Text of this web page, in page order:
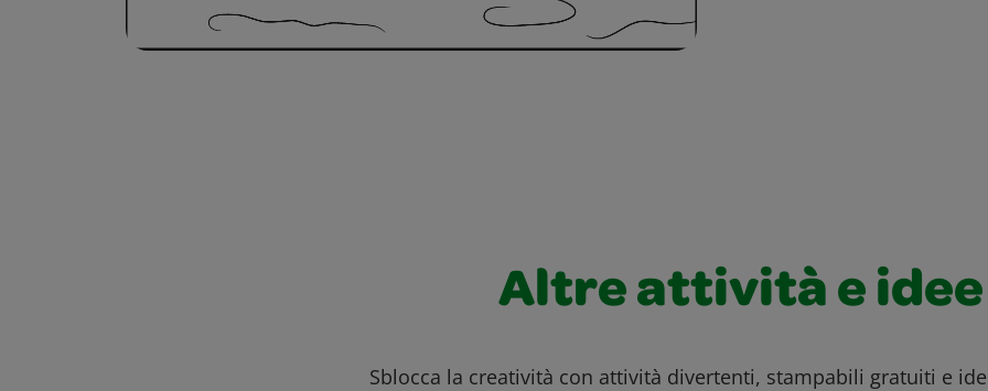
Altre attività e idee
Sblocca la creatività con attività divertenti, stampabili gratuiti e